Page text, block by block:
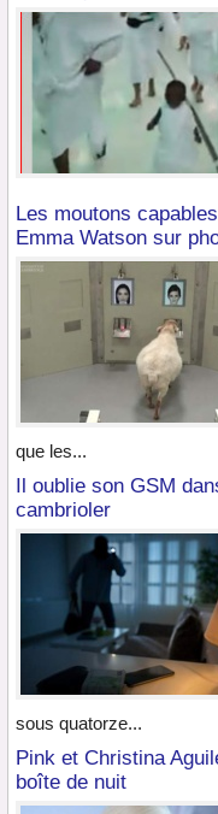
Les moutons
Emma Watson sur
que les...
Il oublie son GSM
cambrioler
sous quatorze...
Pink et Christina
boîte de nuit